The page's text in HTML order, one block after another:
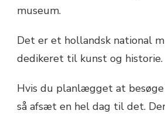
museum.
Det er et hollandsk national
dedikeret til kunst og historie.
Hvis du planlægget at besøge
så afsæt en hel dag til det.